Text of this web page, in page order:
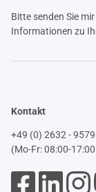
Bitte senden Sie
Informationen zu
Kontakt
+49 (0) 2632 -
(Mo-Fr: 08:00-